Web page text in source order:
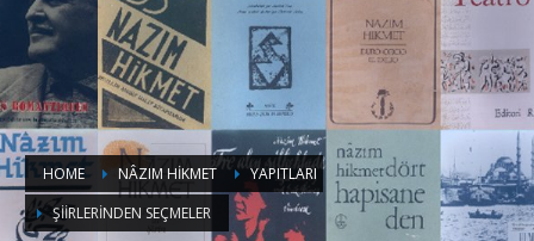
HOME NÂZIM HİKMET
YAPITLARI
ŞIIRLERINDEN SEÇMELER